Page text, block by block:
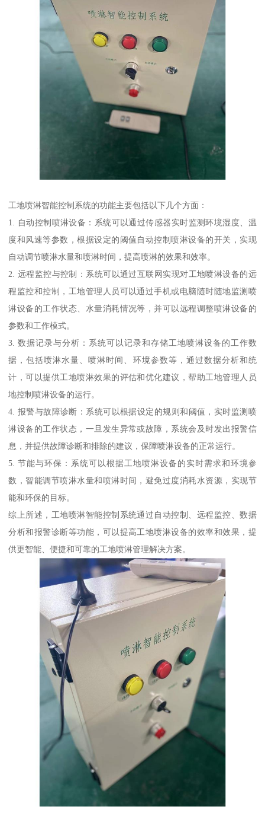
工地喷淋智能控制系统的功能主要包括以下几个方面：
1. 自动控制喷淋设备：系统可以通过传感器实时监测环境湿度、温
度和风速等参数，根据设定的阈值自动控制喷淋设备的开关，实现
自动调节喷淋水量和喷淋时间，提高喷淋的效果和效率。
2. 远程监控与控制：系统可以通过互联网实现对工地喷淋设备的远
程监控和控制，工地管理人员可以通过手机或电脑随时随地监测喷
淋设备的工作状态、水量消耗情况等，并可以远程调整喷淋设备的
参数和工作模式。
3. 数据记录与分析：系统可以记录和存储工地喷淋设备的工作数
据，包括喷淋水量、喷淋时间、环境参数等，通过数据分析和统
计，可以提供工地喷淋效果的评估和优化建议，帮助工地管理人员
地控制喷淋设备的运行。
4. 报警与故障诊断：系统可以根据设定的规则和阈值，实时监测喷
淋设备的工作状态，一旦发生异常或故障，系统会及时发出报警信
息，并提供故障诊断和排除的建议，保障喷淋设备的正常运行。
5. 节能与环保：系统可以根据工地喷淋设备的实时需求和环境参
数，智能调节喷淋水量和喷淋时间，避免过度消耗水资源，实现节
能和环保的目标。
综上所述，工地喷淋智能控制系统通过自动控制、远程监控、数据
分析和报警诊断等功能，可以提高工地喷淋设备的效率和效果，提
供更智能、便捷和可靠的工地喷淋管理解决方案。